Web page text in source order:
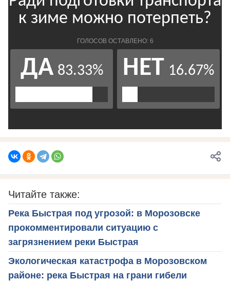
Читайте также:
Река Быстрая под угрозой: в Морозовске
прокомментировали ситуацию с
загрязнением реки Быстрая
Экологическая катастрофа в Морозовском
районе: река Быстрая на грани гибели